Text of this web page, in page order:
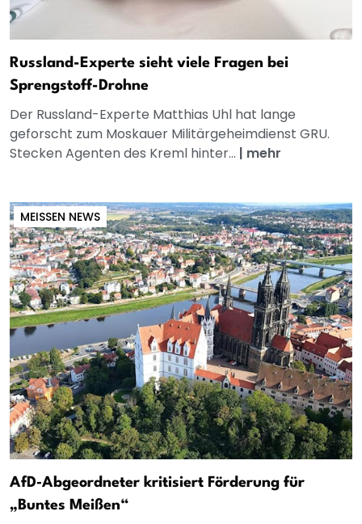
Russland-Experte sieht viele Fragen bei
Sprengstoff-Drohne
Der Russland-Experte Matthias Uhl hat lange
geforscht zum Moskauer Militärgeheimdienst GRU.
Stecken Agenten des Kreml hinter... | mehr
MEISSEN NEWS
AfD‑Abgeordneter kritisiert Förderung für
„Buntes Meißen“